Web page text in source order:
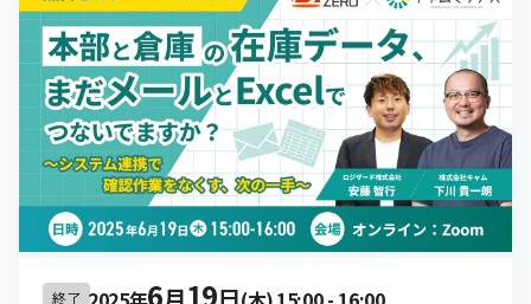
終了 6 19